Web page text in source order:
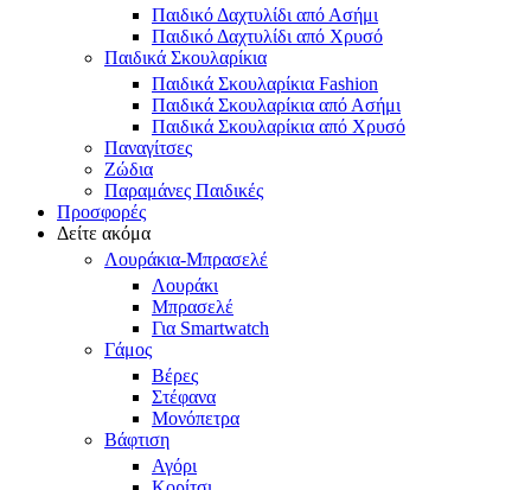
Παιδικό Δαχτυλίδι από Ασήμι
Παιδικό Δαχτυλίδι από Χρυσό
Παιδικά Σκουλαρίκια
Παιδικά Σκουλαρίκια Fashion
Παιδικά Σκουλαρίκια από Ασήμι
Παιδικά Σκουλαρίκια από Χρυσό
Παναγίτσες
Ζώδια
Παραμάνες Παιδικές
Προσφορές
Δείτε ακόμα
Λουράκια-Μπρασελέ
Λουράκι
Μπρασελέ
Για Smartwatch
Γάμος
Βέρες
Στέφανα
Μονόπετρα
Βάφτιση
Αγόρι